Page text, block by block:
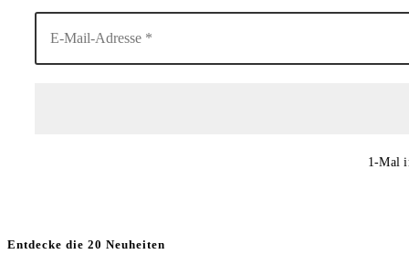
1-Mal
Entdecke die 20 Neuheiten